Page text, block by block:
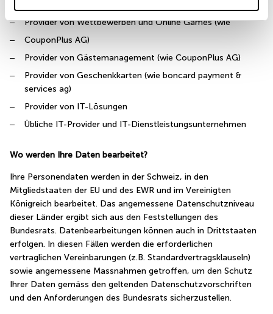
Provider von Wettbewerben und Online Games (wie
CouponPlus AG)
Provider von Gästemanagement (wie CouponPlus AG)
Provider von Geschenkkarten (wie boncard payment &
services ag)
Provider von IT-Lösungen
Übliche IT-Provider und IT-Dienstleistungsunternehmen
Wo werden Ihre Daten bearbeitet?
Ihre Personendaten werden in der Schweiz, in den
Mitgliedstaaten der EU und des EWR und im Vereinigten
Königreich bearbeitet. Das angemessene Datenschutzniveau
dieser Länder ergibt sich aus den Feststellungen des
Bundesrats. Datenbearbeitungen können auch in Drittstaaten
erfolgen. In diesen Fällen werden die erforderlichen
vertraglichen Vereinbarungen (z.B. Standardvertragsklauseln)
sowie angemessene Massnahmen getroffen, um den Schutz
Ihrer Daten gemäss den geltenden Datenschutzvorschriften
und den Anforderungen des Bundesrats sicherzustellen.